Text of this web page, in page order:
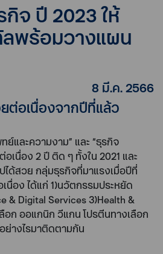
กิจ ปี 2023 ให้
ลพร้อมวางแผน
8 มี.ค. 2566
ต่อเนื่องจากปีที่แล้ว
ย์และความงาม” และ “ธุรกิจ
เนื่อง 2 ปี ติด ๆ ทั้งใน 2021 และ
ได้สวย กลุ่มธุรกิจที่มาแรงเมื่อปีที่
นื่อง ได้แก่ 1)นวัตกรรมประหยัด
& Digital Services 3)Health &
อก ออแกนิก วีแกน โปรตีนทางเลือก
ย่างไรมาติดตามกัน